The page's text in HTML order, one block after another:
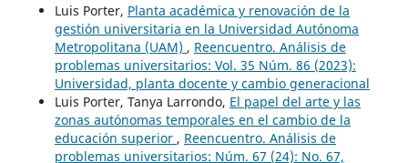
Luis Porter, Planta académica y renovación de la
gestión universitaria en la Universidad Autónoma
Metropolitana (UAM) , Reencuentro. Análisis de
problemas universitarios: Vol. 35 Núm. 86 (2023):
Universidad, planta docente y cambio generacional
Luis Porter, Tanya Larrondo, El papel del arte y las
zonas autónomas temporales en el cambio de la
educación superior , Reencuentro. Análisis de
problemas universitarios: Núm. 67 (24): No. 67,